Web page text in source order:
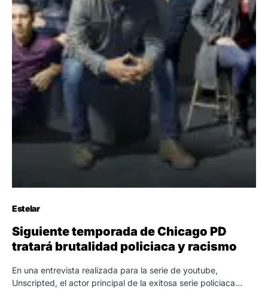
Estelar
Siguiente temporada de Chicago PD
tratará brutalidad policiaca y racismo
En una entrevista realizada para la serie de youtube,
Unscripted, el actor principal de la exitosa serie policiaca…